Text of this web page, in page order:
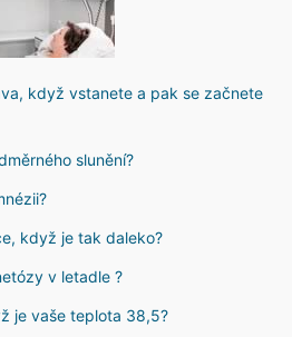
když vstanete a pak se začnete
slunění?
když je tak daleko?
v letadle ?
je vaše teplota 38,5?